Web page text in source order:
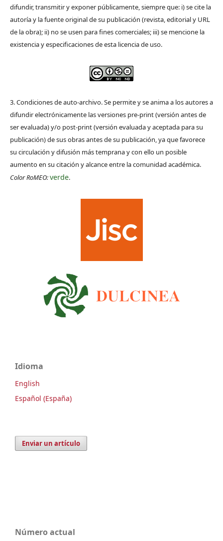
difundir, transmitir y exponer públicamente, siempre que: i) se cite la
autoría y la fuente original de su publicación (revista, editorial y URL
de la obra); ii) no se usen para fines comerciales; iii) se mencione la
existencia y especificaciones de esta licencia de uso.
3. Condiciones de auto-archivo. Se permite y se anima a los autores a
difundir electrónicamente las versiones pre-print (versión antes de
ser evaluada) y/o post-print (versión evaluada y aceptada para su
publicación) de sus obras antes de su publicación, ya que favorece
su circulación y difusión más temprana y con ello un posible
aumento en su citación y alcance entre la comunidad académica.
Color RoMEO:verde.
Idioma
English
Español (España)
Enviar un artículo
Número actual